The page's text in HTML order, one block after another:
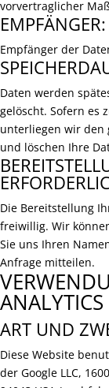
vorvertraglicher
EMPFÄNGER:
Empfänger der
Daten werden
gelöscht. Sofern es
unterliegen wir den
und löschen Ihre
Die Bereitstellung
freiwillig. Wir
Sie uns Ihren
Anfrage mitteilen.
ANALYTICS
ART UND
Diese Website
der Google LLC,